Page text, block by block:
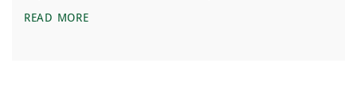
READ MOREมลภาวะทางอากาศคร่าชีวิตคนมากกว่าบุหรี่